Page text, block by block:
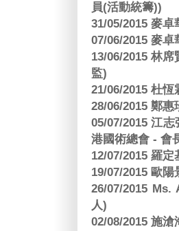
員(活動統籌))
31/05/2015 麥
07/06/2015 麥
13/06/2015 林
監)
21/06/2015 杜
28/06/2015 鄭
05/07/2015 江
港國術總會 - 會
12/07/2015 羅
19/07/2015 歐
26/07/2015
人)
02/08/2015 施